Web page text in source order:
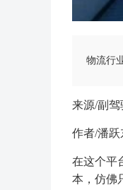
物流行
来源/副驾
作者/潘跃
在这个平
本，仿佛